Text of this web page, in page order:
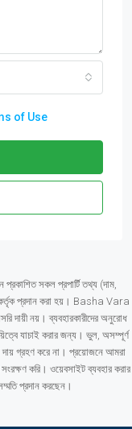
of Use
সকল প্রপার্টি তথ্য (দাম,
কর্তৃক প্রদান করা হয়। Basha Vara
দায়ী নয়। ব্যবহারকারীদের অনুরোধ
যাচাই করার জন্য। ভুল, অসম্পূর্ণ
গ্রহণ করে না। প্রয়োজনে আমরা
করি। ওয়েবসাইট ব্যবহার করার
প্রদান করছেন।